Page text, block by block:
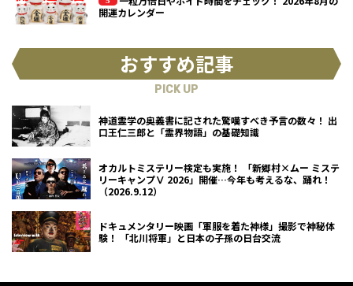
開運カレンダー
おすすめ記事
PICK UP
神道霊学の奥義書に記された驚嘆すべき予言の数々！ 出
口王仁三郎と「霊界物語」の基礎知識
オカルトミステリー検定も実施！ 「新郷村×ムー ミステ
リーキャンプⅤ 2026」開催…今年も考えるな、踊れ！
（2026.9.12）
ドキュメンタリー映画「軍服を着た神様」撮影で神秘体
験！ 「北川将軍」と日本の子孫の日台交流